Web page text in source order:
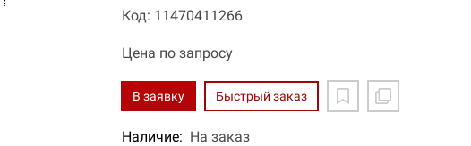
Код: 11470411266
Цена по запросу
В заявку Быстрый заказ
Наличие: На заказ